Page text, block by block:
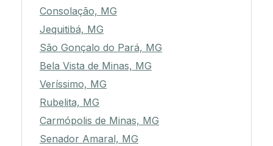
Consolação, MG
Jequitibá, MG
São Gonçalo do Pará, MG
Bela Vista de Minas, MG
Veríssimo, MG
Rubelita, MG
Carmópolis de Minas, MG
Senador Amaral, MG